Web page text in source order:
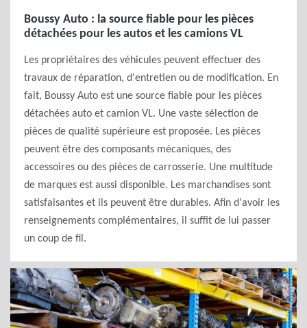
Boussy Auto : la source fiable pour les pièces
détachées pour les autos et les camions VL
Les propriétaires des véhicules peuvent effectuer des
travaux de réparation, d'entretien ou de modification. En
fait, Boussy Auto est une source fiable pour les pièces
détachées auto et camion VL. Une vaste sélection de
pièces de qualité supérieure est proposée. Les pièces
peuvent être des composants mécaniques, des
accessoires ou des pièces de carrosserie. Une multitude
de marques est aussi disponible. Les marchandises sont
satisfaisantes et ils peuvent être durables. Afin d'avoir les
renseignements complémentaires, il suffit de lui passer
un coup de fil.